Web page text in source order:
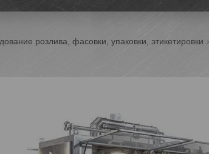
розлива, фасовки, упаковки, этикетировки